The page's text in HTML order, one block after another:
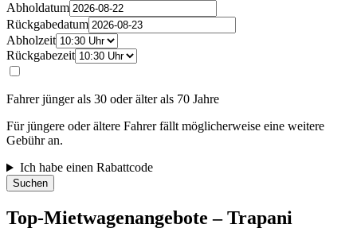
Abholdatum
Rückgabedatum
Abholzeit
Rückgabezeit
Fahrer jünger als 30 oder älter als 70 Jahre
Für jüngere oder ältere Fahrer fällt möglicherweise eine weitere
Gebühr an.
Ich habe einen Rabattcode
Suchen
Top-Mietwagenangebote – Trapani